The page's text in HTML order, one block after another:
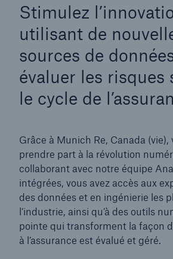
Stimulez
utilisant de
sources de
évaluer les risques
le cycle de
Grâce à Munich Re, Canada (vie),
prendre part à la révolution
collaborant avec notre équipe
intégrées, vous avez accès aux
des données et en ingénierie les
l’industrie, ainsi qu’à des outils
pointe qui transforment la façon
à l’assurance est évalué et géré.